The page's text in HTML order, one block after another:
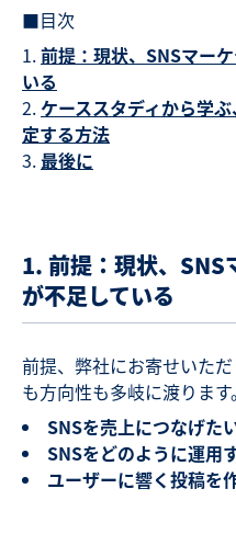
■目次
前提：現状、SNSマー
いる
ケーススタディから学
定する方法
最後に
1. 前提：現状、SNS
が不足している
前提、弊社にお寄せいた
も方向性も多岐に渡ります。
SNSを売上につなげた
SNSをどのように運用
ユーザーに響く投稿を